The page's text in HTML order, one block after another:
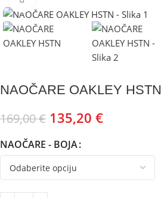
NAOČARE OAKLEY HSTN
169,00€ 135,20 €
NAOČARE - BOJA